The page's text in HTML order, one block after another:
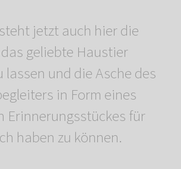
jetzt auch hier die
geliebte Haustier
lassen und die Asche des
in Form eines
Erinnerungsstückes für
haben zu können.